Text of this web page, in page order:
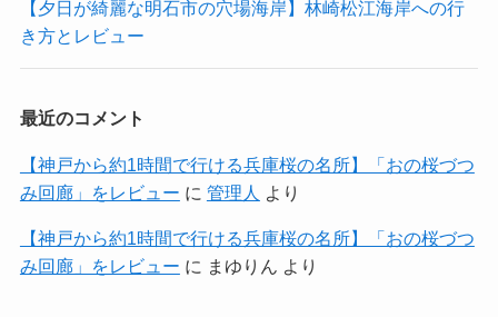
【夕日が綺麗な明石市の穴場海岸】林崎松江海岸への行
き方とレビュー
最近のコメント
【神戸から約1時間で行ける兵庫桜の名所】「おの桜づつ
み回廊」をレビュー に 管理人 より
【神戸から約1時間で行ける兵庫桜の名所】「おの桜づつ
み回廊」をレビュー に まゆりん より